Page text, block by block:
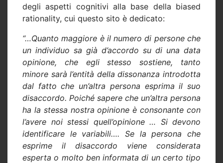
degli aspetti cognitivi alla base della biased
rationality, cui questo sito è dedicato:
“…Quanto maggiore è il numero di persone che
un individuo sa già d’accordo su di una data
opinione, che egli stesso sostiene, tanto
minore sarà l’entità della dissonanza introdotta
dal fatto che un’altra persona esprima il suo
disaccordo. Poiché sapere che un’altra persona
ha la stessa nostra opinione è consonante con
l’avere noi stessi quell’opinione … Si devono
identificare le variabili…. Se la persona che
esprime il disaccordo viene considerata
esperta o molto ben informata di un certo tipo